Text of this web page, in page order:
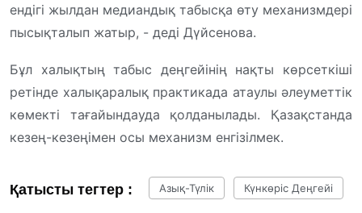
ендігі жылдан медиандық табысқа өту механизмдері
пысықталып жатыр, - деді Дүйсенова.
Бұл халықтың табыс деңгейінің нақты көрсеткіші
ретінде халықаралық практикада атаулы әлеуметтік
көмекті тағайындауда қолданылады. Қазақстанда
кезең-кезеңімен осы механизм енгізілмек.
Қатысты тегтер : Азық-Түлік Күнкөріс Деңгейі